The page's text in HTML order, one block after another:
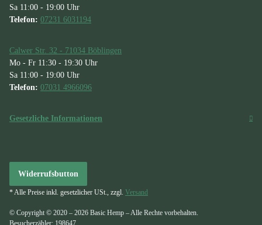
Sa 11:00 - 19:00 Uhr
Telefon: 07231 6031194
Calwer Str. 32 - 71034 Böblingen
Mo - Fr 11:30 - 19:30 Uhr
Sa 11:00 - 19:00 Uhr
Telefon: 07031 4966096
Gesetzliche Informationen
Widerrufsbutton
* Alle Preise inkl. gesetzlicher USt., zzgl. Versand
© Copyright © 2020 – 2026 Basic Hemp – Alle Rechte vorbehalten.
Besucherzähler: 198647